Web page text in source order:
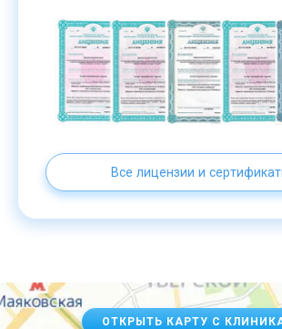
Все лицензии и
ОТКРЫТЬ КАРТУ С